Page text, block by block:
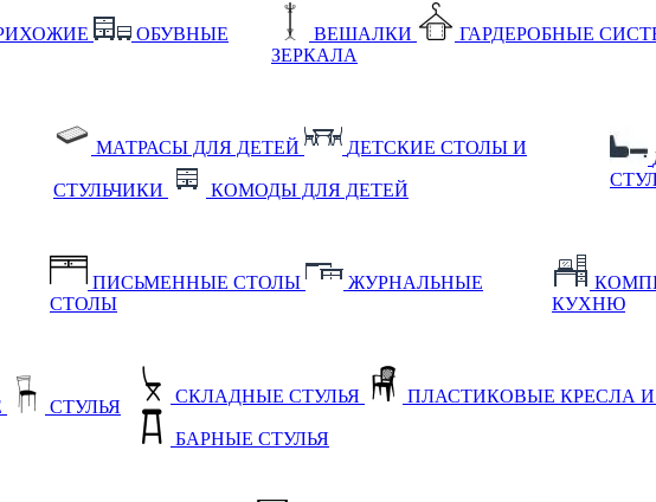
ОБУВНЫЕ
ВЕШАЛКИ
ГАРДЕРОБНЫЕ
ЗЕРКАЛА
МАТРАСЫ ДЛЯ ДЕТЕЙ ДЕТСКИЕ СТОЛЫ И
СТУЛЬЧИКИ КОМОДЫ ДЛЯ ДЕТЕЙ
ПИСЬМЕННЫЕ СТОЛЫ
ЖУРНАЛЬНЫЕ
СТОЛЫ
КУХНЮ
СТУЛЬЯ
СКЛАДНЫЕ СТУЛЬЯ ПЛАСТИКОВЫЕ КРЕСЛА И
БАРНЫЕ СТУЛЬЯ